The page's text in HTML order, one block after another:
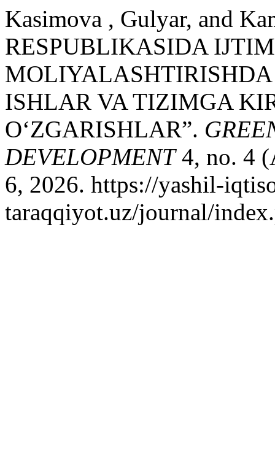
Kasimova , Gulyar, and
RESPUBLIKASIDA
ISHLAR VA TIZIMGA
O‘ZGARISHLAR”.
DEVELOPMENT4, no. 4
6, 2026. https://yashil-
taraqqiyot.uz/journal/